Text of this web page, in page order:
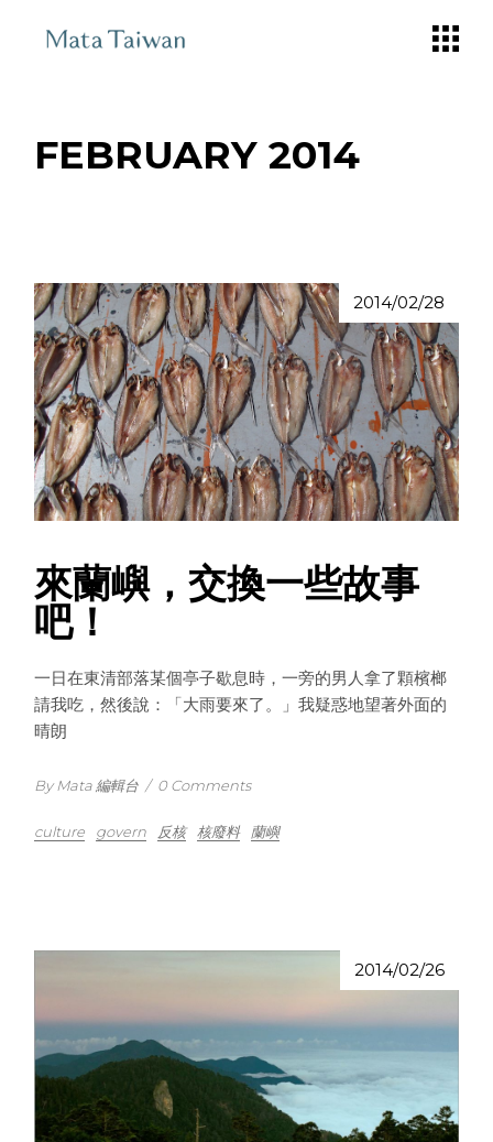
FEBRUARY 2014
2014/02/28
來蘭嶼，交換一些故事
吧！
一日在東清部落某個亭子歇息時，一旁的男人拿了顆檳榔
請我吃，然後說：「大雨要來了。」我疑惑地望著外面的
晴朗
By Mata 編輯台 / 0 Comments
culture govern 反核 核廢料 蘭嶼
2014/02/26